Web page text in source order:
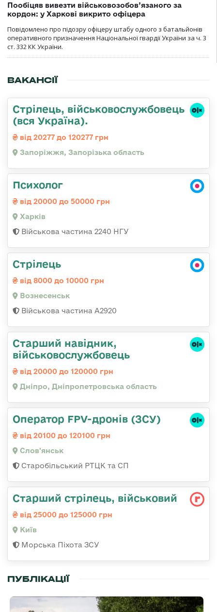
Пообіцяв вивезти військовозобов’язаного за
кордон: у Харкові викрито офіцера
Повідомлено про підозру офіцеру штабу одного з батальйонів
оперативного призначення Національної гвардії України за ч. 3
ст. 332 КК України.
ВАКАНСІЇ
Стрілець, військовослужбовець
(вся Україна).
від 20277 до 120277 грн
Запоріжжя, Запорізька область
Психолог
від 20000 до 50000 грн
Харків
Військова частина 2240 НГУ
Стрілець
від 8000 до 10000 грн
Вознесенськ
Військова частина А2920
Старший навідник,
військовослужбовець
від 20000 до 120000 грн
Дніпро, Дніпропетровська область
Оператор FPV-дронів (ЗСУ)
від 20100 до 120100 грн
Слов'янськ
Старобільський РТЦК та СП
Стаpший стpілець, військовий
від 25000 до 125000 грн
Київ
Морська Піхота ЗСУ
ПУБЛІКАЦІЇ